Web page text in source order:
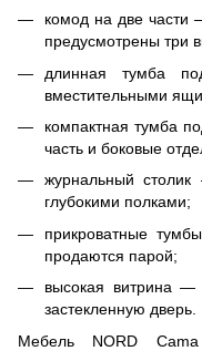
комод на две части
предусмотрены три
длинная тумба
вместительными
компактная тумба
часть и боковые
журнальный
глубокими полками;
прикроватные
продаются парой;
высокая витрина
застекленную дверь.
Мебель NORD